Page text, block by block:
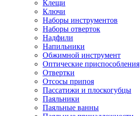
Клещи
Ключи
Наборы инструментов
Наборы отверток
Надфили
Напильники
Обжимной инструмент
Оптические приспособления
Отвертки
Отсосы припоя
Пассатижи и плоскогубцы
Паяльники
Паяльные ванны